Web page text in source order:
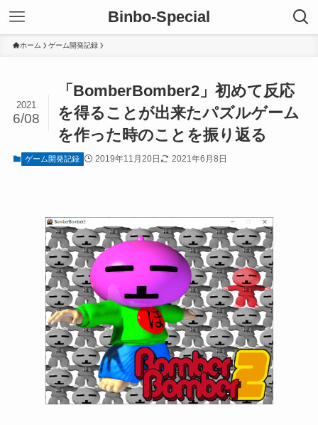
Binbo-Special
ホーム ゲーム開発記録
「BomberBomber2」初めて反応
を得ることが出来たパズルゲーム
を作った時のことを振り返る
2021
6/08
ゲーム開発記録 2019年11月20日 2021年6月8日